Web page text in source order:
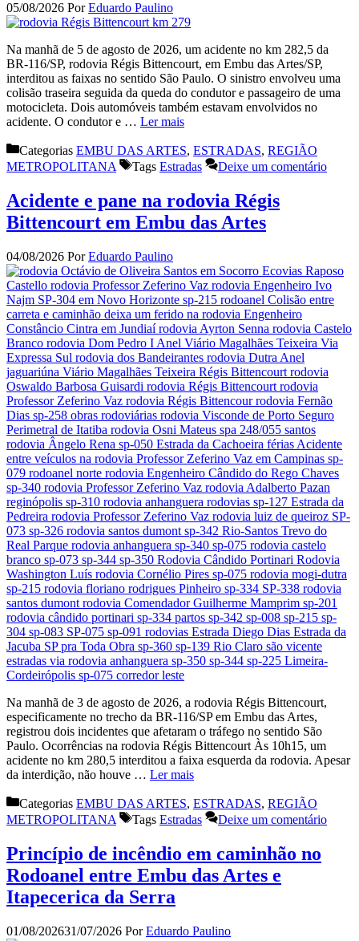
05/08/2026 PorEduardo Paulino
Na manhã de 5 de agosto de 2026, um acidente no km 282,5 da
BR-116/SP, rodovia Régis Bittencourt, em Embu das Artes/SP,
interditou as faixas no sentido São Paulo. O sinistro envolveu uma
colisão traseira seguida da queda do condutor e passageiro de uma
motocicleta. Dois automóveis também estavam envolvidos no
acidente. O condutor e … Ler mais
Categorias EMBU DAS ARTES, ESTRADAS, REGIÃO
METROPOLITANA
Tags Estradas Deixe um comentário
Acidente e pane na rodovia Régis
Bittencourt em Embu das Artes
04/08/2026 PorEduardo Paulino
Na manhã de 3 de agosto de 2026, a rodovia Régis Bittencourt,
especificamente no trecho da BR-116/SP em Embu das Artes,
registrou dois incidentes que afetaram o tráfego no sentido São
Paulo. Ocorrências na rodovia Régis Bittencourt Às 10h15, um
acidente no km 280,5 interditou a faixa esquerda da rodovia. Apesar
da interdição, não houve … Ler mais
Categorias EMBU DAS ARTES, ESTRADAS, REGIÃO
METROPOLITANA
Tags Estradas Deixe um comentário
Princípio de incêndio em caminhão no
Rodoanel entre Embu das Artes e
Itapecerica da Serra
01/08/202631/07/2026 PorEduardo Paulino